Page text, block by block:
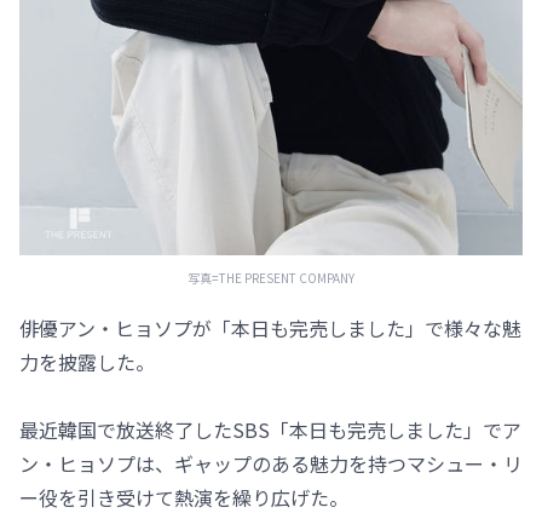
写真=THE PRESENT COMPANY
俳優アン・ヒョソプが「本日も完売しました」で様々な魅
力を披露した。
最近韓国で放送終了したSBS「本日も完売しました」でア
ン・ヒョソプは、ギャップのある魅力を持つマシュー・リ
ー役を引き受けて熱演を繰り広げた。